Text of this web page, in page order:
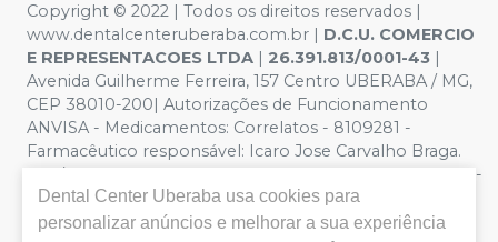
Copyright © 2022 | Todos os direitos reservados |
www.dentalcenteruberaba.com.br | D.C.U. COMERCIO
E REPRESENTACOES LTDA | 26.391.813/0001-43 |
Avenida Guilherme Ferreira, 157 Centro UBERABA / MG,
CEP 38010-200| Autorizações de Funcionamento
ANVISA - Medicamentos: Correlatos - 8109281 -
Farmacêutico responsável: Icaro Jose Carvalho Braga.
CRF/MG nº 53.000 | Política de Privacidade e Segurança -
Fotos meramente ilustrativas - Os preços e condições
da loja virtual estão sujeitos a alterações. Em caso de
Dental Center Uberaba usa cookies para
personalizar anúncios e melhorar a sua experiência